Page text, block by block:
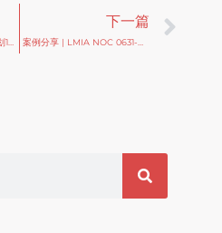
下一篇